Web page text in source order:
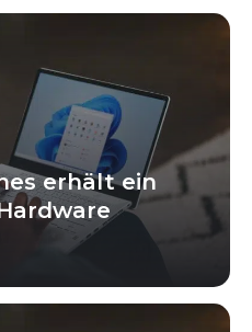
erhält ein